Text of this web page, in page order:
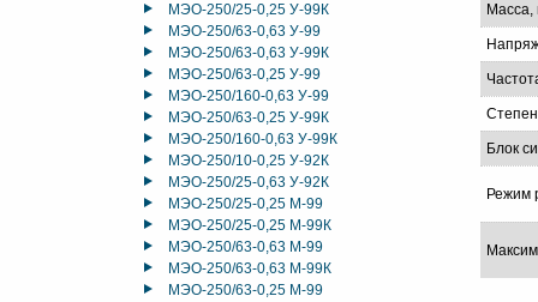
МЭО-250/25-0,25 У-99К
МЭО-250/63-0,63 У-99
МЭО-250/63-0,63 У-99К
МЭО-250/63-0,25 У-99
МЭО-250/160-0,63 У-99
МЭО-250/63-0,25 У-99К
МЭО-250/160-0,63 У-99К
МЭО-250/10-0,25 У-92К
МЭО-250/25-0,63 У-92К
МЭО-250/25-0,25 М-99
МЭО-250/25-0,25 М-99К
МЭО-250/63-0,63 М-99
МЭО-250/63-0,63 М-99К
МЭО-250/63-0,25 М-99
Масса,
Блок
Режим